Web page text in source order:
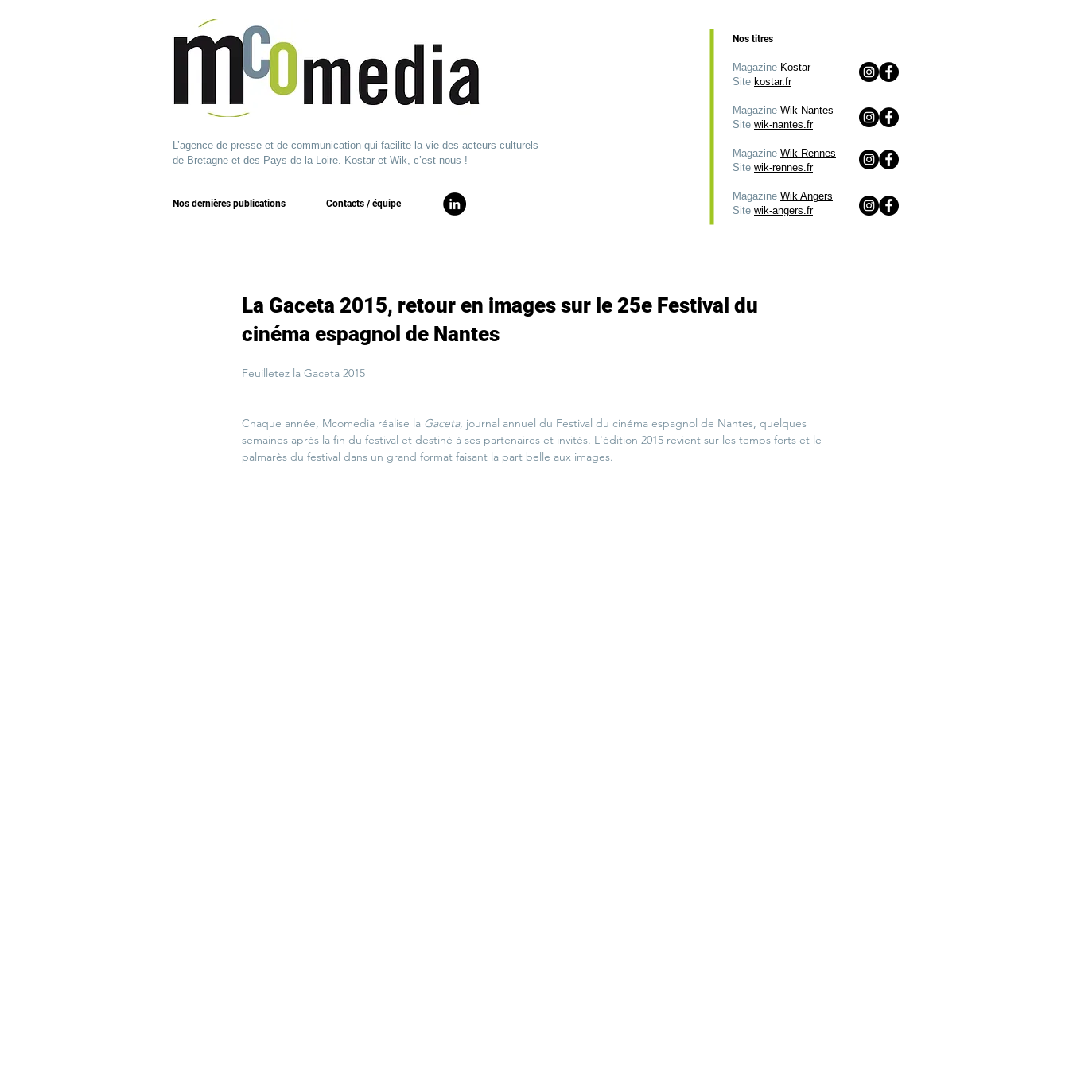
L’agence de presse et de communication qui facilite la vie des acteurs culturels
de Bretagne et des Pays de la Loire. Kostar et Wik, c’est nous !
Nos dernières publications ​Contacts / équipe​
Nos titres
Magazine Kostar
Site kostar.fr
Magazine Wik Nantes
Site wik-nantes.fr
Magazine Wik Rennes
Site wik-rennes.fr
Magazine Wik Angers
Site wik-angers.fr
La Gaceta 2015, retour en images sur le 25e Festival du
cinéma espagnol de Nantes
Feuilletez la Gaceta 2015
Chaque année, Mcomedia réalise la Gaceta, journal annuel du Festival du cinéma espagnol de Nantes, quelques
semaines après la fin du festival et destiné à ses partenaires et invités. L'édition 2015 revient sur les temps forts et le
palmarès du festival dans un grand format faisant la part belle aux images.